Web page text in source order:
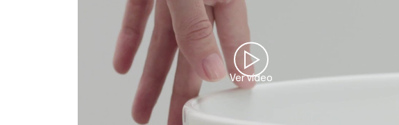
Ver vídeo